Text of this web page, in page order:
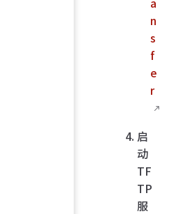
n
s
f
e
r
启
动
TF
TP
服